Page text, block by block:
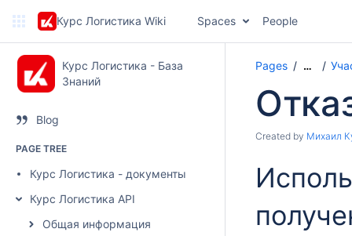
Курс Логистика Wiki Spaces People
Курс Логистика - База
Знаний
Blog
PAGE TREE
Курс Логистика - документы
Курс Логистика API
Общая информация
Pages …
Created by Михаил